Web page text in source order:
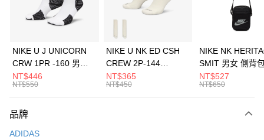
華南商業銀行
彰化商業銀行
上海商業儲蓄銀行
元大商業銀行
台灣樂天信用卡公司
Apple Pay
全盈+PAY
AFTEE先享後付
【關於「AFTEE先享後付」】
便利好安心！
運送方式
NIKE U J UNICORN
CRW 1PR -160 男女
中統襪 FZ3393100
NT$446
NT$550
NIKE U NK ED CSH
CREW 2P-144
EMBRDY 男女 短統襪
FZ3073133
NT$365
NT$450
NIKE NK
SMIT 男女 側背
BA5871010
NT$527
NT$650
品牌
ADIDAS